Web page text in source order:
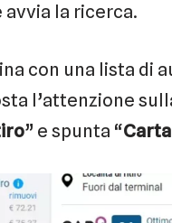
la ricerca.
con una lista di
l’attenzione
” e spunta “